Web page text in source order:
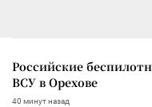
Российские
ВСУ в Орехове
40 минут назад